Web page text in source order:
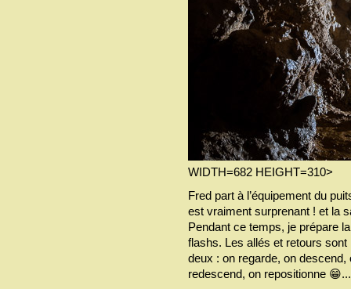
WIDTH=682 HEIGHT=310>
Fred part à l’équipement du
est vraiment surprenant ! et la
Pendant ce temps, je prépare
flashs. Les allés et retours
deux : on regarde, on
redescend, on repositionne 😁...